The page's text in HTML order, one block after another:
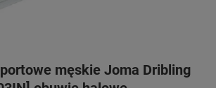
męskie Joma Dribling